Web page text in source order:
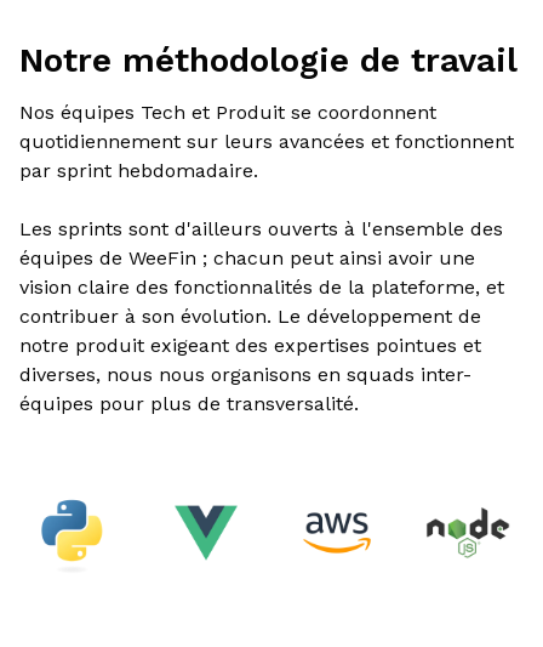
Notre méthodologie de travail
Nos équipes Tech et Produit se coordonnent
quotidiennement sur leurs avancées et fonctionnent
par sprint hebdomadaire.
Les sprints sont d'ailleurs ouverts à l'ensemble des
équipes de WeeFin ; chacun peut ainsi avoir une
vision claire des fonctionnalités de la plateforme, et
contribuer à son évolution. Le développement de
notre produit exigeant des expertises pointues et
diverses, nous nous organisons en squads inter-
équipes pour plus de transversalité.